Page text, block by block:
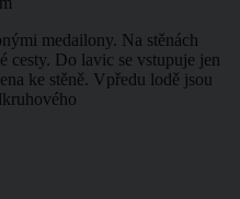
medailony. Na stěnách
cesty. Do lavic se vstupuje jen
ke stěně. Vpředu lodě jsou